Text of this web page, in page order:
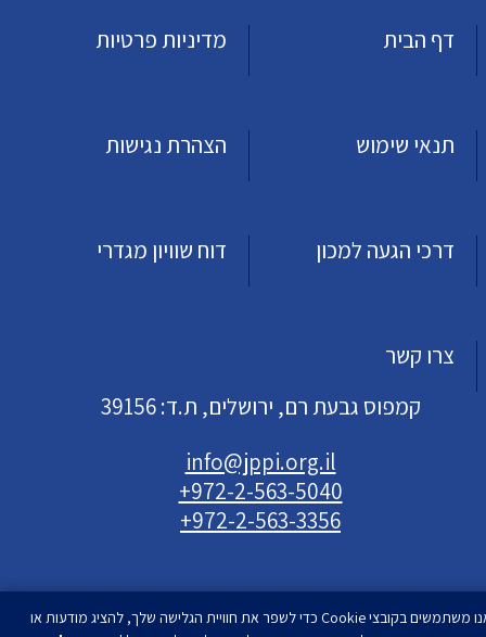
דף הבית
מדיניות פרטיות
תנאי שימוש הצהרת נגישות
דרכי הגעה למכון דוח שוויון מגדרי
צרו קשר
קמפוס גבעת רם, ירושלים, ת.ד: 39156
info@jppi.org.il
+972-2-563-5040
+972-2-563-3356
אנו משתמשים בקובצי Cookie כדי לשפר את חוויית הגלישה שלך, להציג מודעות או